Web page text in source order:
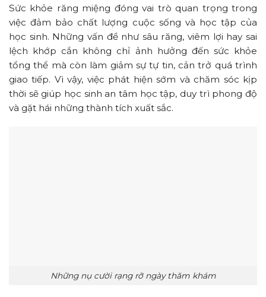
Sức khỏe răng miệng đóng vai trò quan trọng trong
việc đảm bảo chất lượng cuộc sống và học tập của
học sinh. Những vấn đề như sâu răng, viêm lợi hay sai
lệch khớp cắn không chỉ ảnh hưởng đến sức khỏe
tổng thể mà còn làm giảm sự tự tin, cản trở quá trình
giao tiếp. Vì vậy, việc phát hiện sớm và chăm sóc kịp
thời sẽ giúp học sinh an tâm học tập, duy trì phong độ
và gặt hái những thành tích xuất sắc.
Những nụ cười rạng rỡ ngày thăm khám